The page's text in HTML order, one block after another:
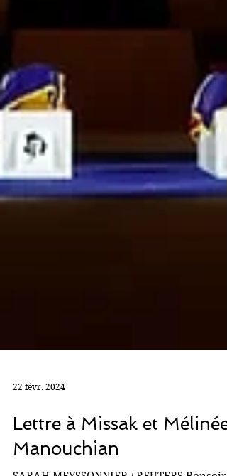
22 févr. 2024
Lettre à Missak et Mélinée